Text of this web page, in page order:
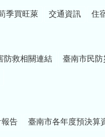
季買旺萊 交通資訊 住
防救相關連結 臺南市民防
告 臺南市各年度預決算